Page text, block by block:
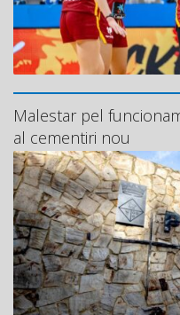
Malestar pel
al cementiri nou